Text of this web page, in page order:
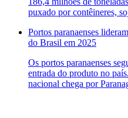
puxado por contêineres,
Portos paranaenses
do Brasil em 2025
Os portos paranaenses
entrada do produto no
nacional chega por